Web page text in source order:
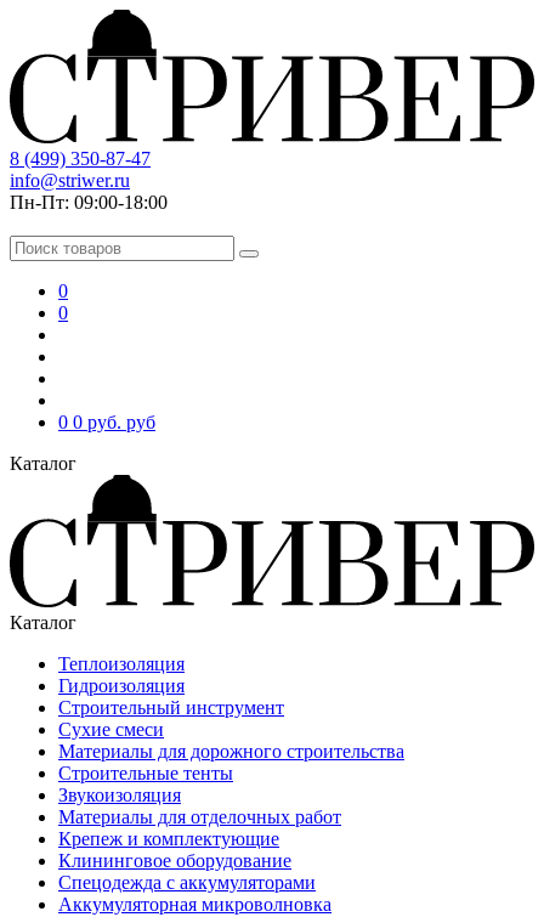
8 (499) 350-87-47
info@striwer.ru
Пн-Пт: 09:00-18:00
0
0
0 0 руб. руб
Каталог
Каталог
Теплоизоляция
Гидроизоляция
Строительный инструмент
Сухие смеси
Материалы для дорожного строительства
Строительные тенты
Звукоизоляция
Материалы для отделочных работ
Крепеж и комплектующие
Клининговое оборудование
Спецодежда с аккумуляторами
Аккумуляторная микроволновка